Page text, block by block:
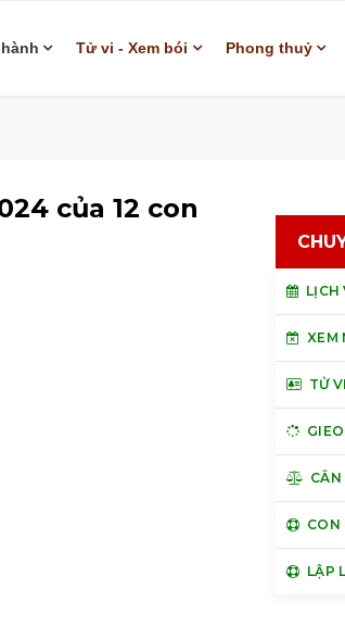
Tử vi - Xem bói Phong thuỷ
của 12 con
LỊCH
XEM
TỬ
CON
LẬP